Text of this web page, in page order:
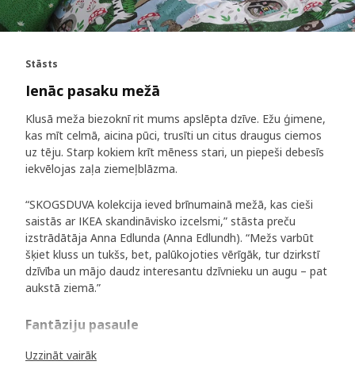
Stāsts
Ienāc pasaku mežā
Klusā meža biezoknī rit mums apslēpta dzīve. Ežu ģimene,
kas mīt celmā, aicina pūci, trusīti un citus draugus ciemos
uz tēju. Starp kokiem krīt mēness stari, un piepeši debesīs
iekvēlojas zaļa ziemeļblāzma.
“SKOGSDUVA kolekcija ieved brīnumainā mežā, kas cieši
saistās ar IKEA skandināvisko izcelsmi,” stāsta preču
izstrādātāja Anna Edlunda (Anna Edlundh). “Mežs varbūt
šķiet kluss un tukšs, bet, palūkojoties vērīgāk, tur dzirkstī
dzīvība un mājo daudz interesantu dzīvnieku un augu – pat
aukstā ziemā.”
Fantāziju pasaule
Kolekcijas gultas veļu, rotaļlietas un aksesuārus rotā
Skandināvijai raksturīgie dzīvnieki. Līdztekus ežu ģimenei
Uzzināt vairāk